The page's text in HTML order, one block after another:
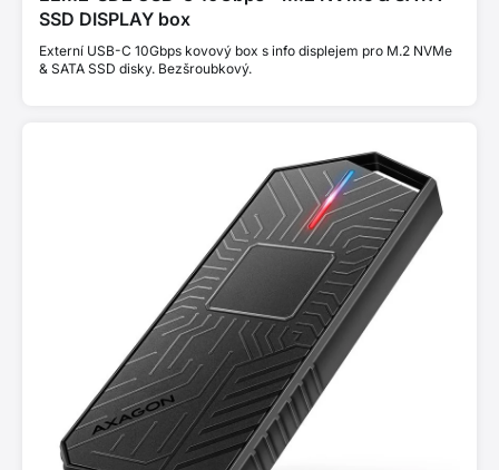
SSD DISPLAY box
Externí USB-C 10Gbps kovový box s info displejem pro M.2 NVMe
& SATA SSD disky. Bezšroubkový.